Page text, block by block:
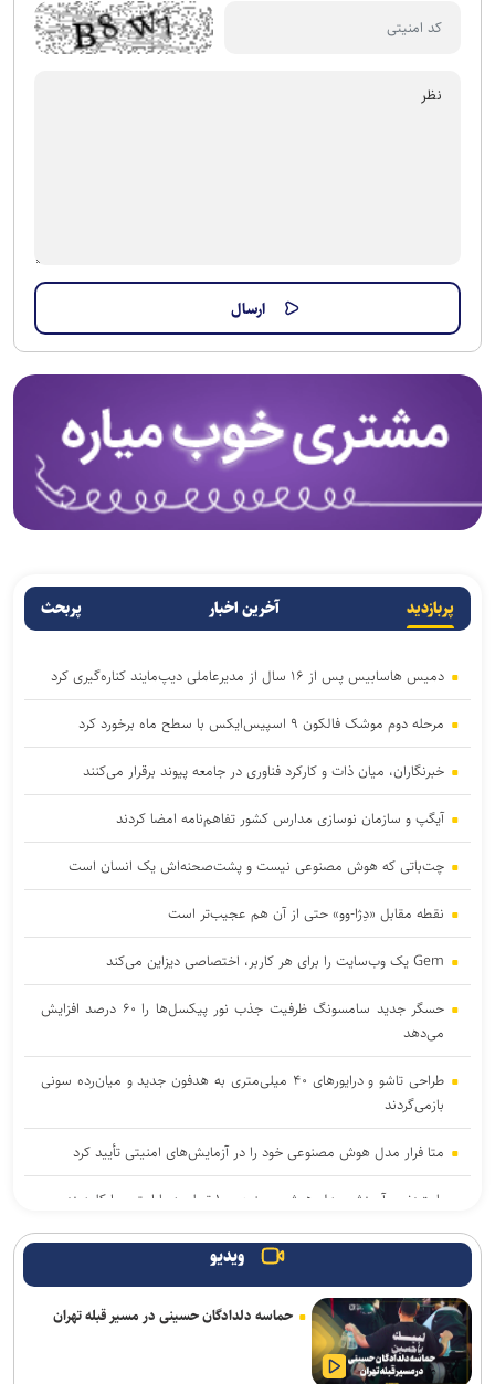
پربازدید آخرین اخبار پربحث
دمیس هاسابیس پس از ۱۶ سال از مدیرعاملی دیپ‌مایند کناره‌گیری کرد
مرحله دوم موشک فالکون ۹ اسپیس‌ایکس با سطح ماه برخورد کرد
خبرنگاران، میان ذات و کارکرد فناوری در جامعه پیوند برقرار می‌کنند
آیگپ و سازمان نوسازی مدارس کشور تفاهم‌نامه امضا کردند
چت‌باتی که هوش مصنوعی نیست و پشت‌صحنه‌اش یک انسان است
نقطه مقابل «دِژا-وو» حتی از آن هم عجیب‌تر است
Gem یک وب‌سایت را برای هر کاربر، اختصاصی دیزاین می‌کند
حسگر جدید سامسونگ ظرفیت جذب نور پیکسل‌ها را ۶۰ درصد افزایش
می‌دهد
طراحی تاشو و درایورهای ۴۰ میلی‌متری به هدفون جدید و میان‌رده سونی
بازمی‌گردند
متا فرار مدل هوش مصنوعی خود را در آزمایش‌های امنیتی تأیید کرد
بایت‌دنس آموزش مدل هوش مصنوعی ۱۰ تریلیون پارامتری را کلید زد
خبرنگاران با روایت دقیق، جامعه را با دولت هوشمند همراه می‌کنند
دالبی ویژن ۲ با تنظیمات هوشمند تصویر راهی تلویزیون‌های های‌سنس
شد
چگونه زبان بدن در شبکه‌های اجتماعی شکل گرفت
ویدیو
حماسه دلدادگان حسینی در مسیر قبله تهران